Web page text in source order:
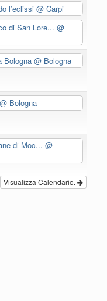
l’eclissi @ Carpi
di San Lore... @
Bologna @ Bologna
@ Bologna
di Moc... @
Visualizza Calendario.